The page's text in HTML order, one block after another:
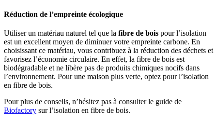
Réduction de l’empreinte écologique
Utiliser un matériau naturel tel que la fibre de bois pour l’isolation
est un excellent moyen de diminuer votre empreinte carbone. En
choisissant ce matériau, vous contribuez à la réduction des déchets et
favorisez l’économie circulaire. En effet, la fibre de bois est
biodégradable et ne libère pas de produits chimiques nocifs dans
l’environnement. Pour une maison plus verte, optez pour l’isolation
en fibre de bois.
Pour plus de conseils, n’hésitez pas à consulter le guide de
Biofactory sur l’isolation en fibre de bois.